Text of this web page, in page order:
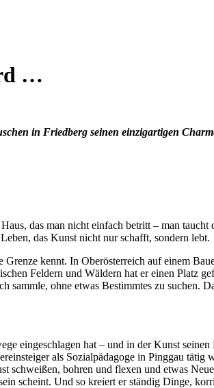
…
in Friedberg seinen einzigartigen
das man nicht einfach betritt – man
das Kunst nicht nur schafft, sondern lebt.
kennt. In Oberösterreich auf einem
Feldern und Wäldern hat er einen Platz
ohne etwas Bestimmtes zu suchen.
eingeschlagen hat – und in der Kunst
als Sozialpädagoge in Pinggau
schweißen, bohren und flexen und etwas
scheint. Und so kreiert er ständig Dinge,